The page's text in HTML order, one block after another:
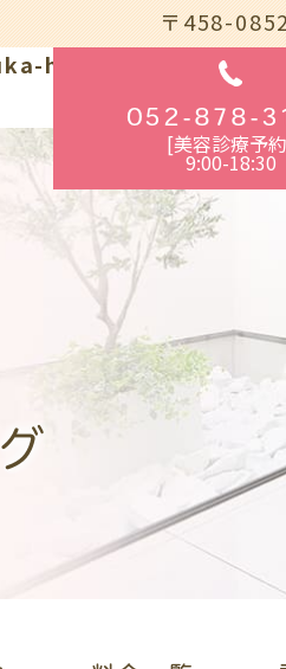
hifuka.com/
〒458-
052-878-
[美容診療予
9:00-18:30